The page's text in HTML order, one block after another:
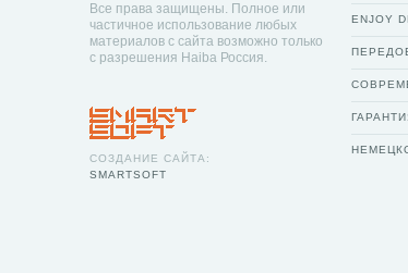
Все права защищены. Полное или
частичное использование любых
материалов с сайта возможно только
с разрешения Haiba Россия.
СОЗДАНИЕ САЙТА:
SMARTSOFT
ENJOY